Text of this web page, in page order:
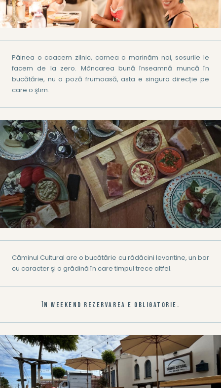
Pâinea o coacem zilnic, carnea o marinăm noi, sosurile le
facem de la zero. Mâncarea bună înseamnă muncă în
bucătărie, nu o poză frumoasă, asta e singura direcție pe
care o ştim.
Căminul Cultural are o bucătărie cu rădăcini levantine, un bar
cu caracter şi o grădină în care timpul trece altfel.
ÎN WEEKEND REZERVAREA E OBLIGATORIE.